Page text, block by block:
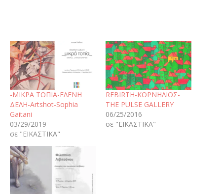
-ΜΙΚΡΑ ΤΟΠΙΑ-ΕΛΕΝΗ
ΔΕΛΗ-Artshot-Sophia
Gaitani
03/29/2019
σε "ΕΙΚΑΣΤΙΚΑ"
REBIRTH-ΚΟΡΝΗΛΙΟΣ-
THE PULSE GALLERY
06/25/2016
σε "ΕΙΚΑΣΤΙΚΑ"